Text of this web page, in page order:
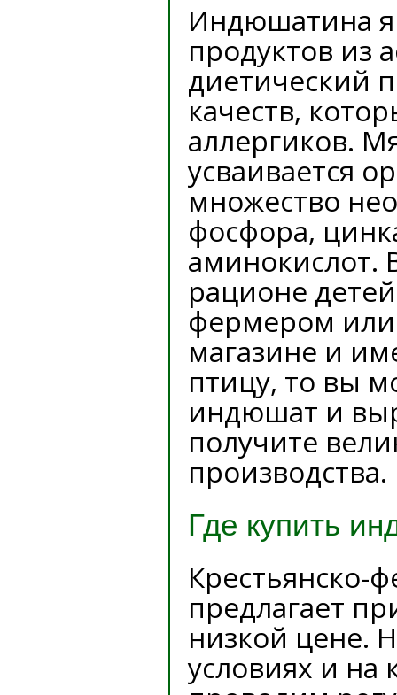
Индюшатина
продуктов из
диетический
качеств,
аллергиков.
усваивается
множество
фосфора,
аминокислот.
рационе
фермером или
магазине и
птицу, то вы
индюшат и
получите
производства.
Где купить
Крестьянско-
предлагает
низкой цене.
условиях и